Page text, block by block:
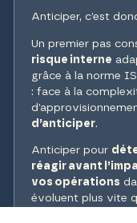
Anticiper, c’est
Un premier pas
risque interne
grâce à la norme
: face à la
d’anticiper.
Anticiper pour
réagir avant
vos opérations
évoluent plus vite